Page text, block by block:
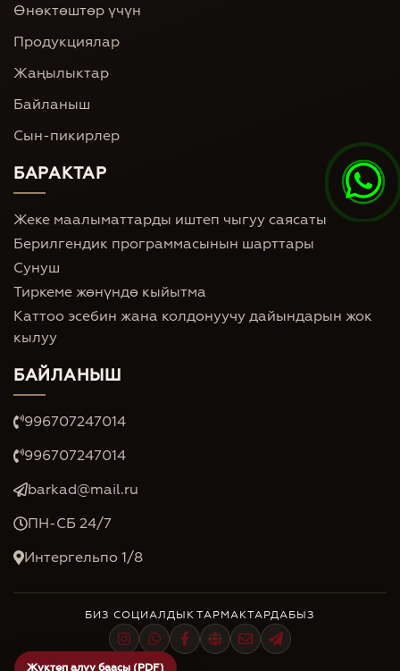
Өнөктөштөр үчүн
Продукциялар
Жаңылыктар
Байланыш
Сын-пикирлер
БАРАКТАР
Жеке маалыматтарды иштеп чыгуу саясаты
Берилгендик программасынын шарттары
Сунуш
Тиркеме жөнүндө кыйытма
Каттоо эсебин жана колдонуучу дайындарын жок
кылуу
БАЙЛАНЫШ
996707247014
996707247014
barkad@mail.ru
ПН-СБ 24/7
Интергельпо 1/8
БИЗ СОЦИАЛДЫК ТАРМАКТАРДАБЫЗ
Жүктөп алуу баасы (PDF)